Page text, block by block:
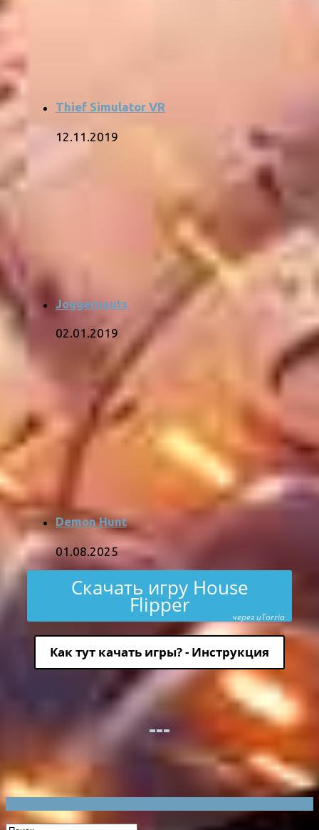
Thief Simulator VR
12.11.2019
Joggernauts
02.01.2019
Demon Hunt
01.08.2025
Скачать игру House
Flipper через uTorria
Как тут качать игры? - Инструкция